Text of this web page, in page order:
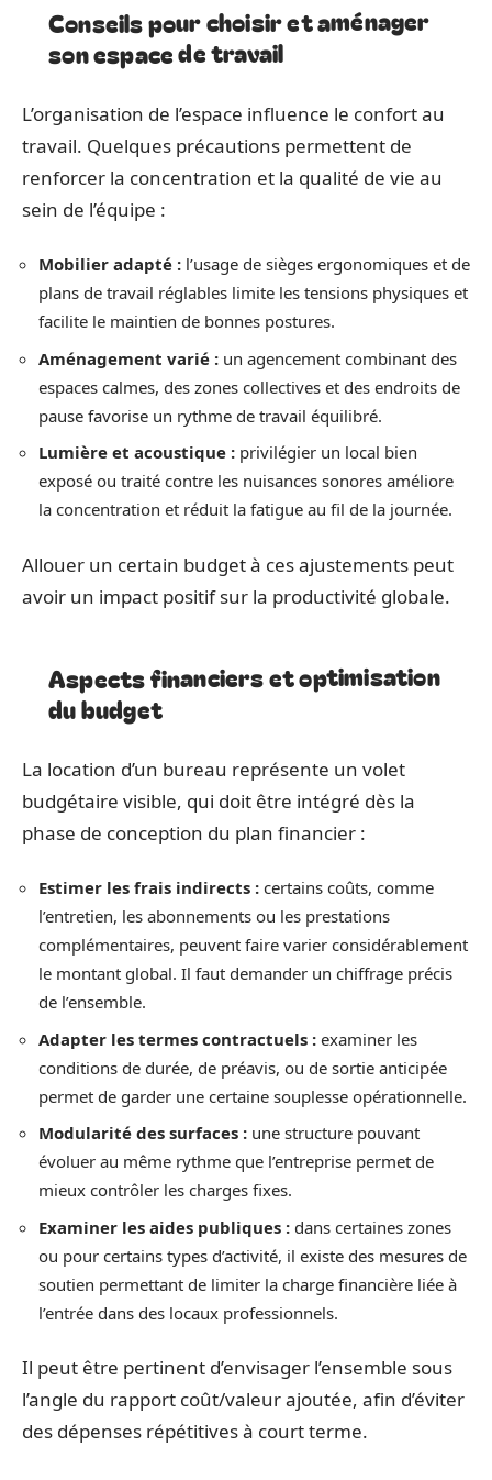
Conseils pour choisir et aménager
son espace de travail
L’organisation de l’espace influence le confort au
travail. Quelques précautions permettent de
renforcer la concentration et la qualité de vie au
sein de l’équipe :
Mobilier adapté : l’usage de sièges ergonomiques et de
plans de travail réglables limite les tensions physiques et
facilite le maintien de bonnes postures.
Aménagement varié : un agencement combinant des
espaces calmes, des zones collectives et des endroits de
pause favorise un rythme de travail équilibré.
Lumière et acoustique : privilégier un local bien
exposé ou traité contre les nuisances sonores améliore
la concentration et réduit la fatigue au fil de la journée.
Allouer un certain budget à ces ajustements peut
avoir un impact positif sur la productivité globale.
Aspects financiers et optimisation
du budget
La location d’un bureau représente un volet
budgétaire visible, qui doit être intégré dès la
phase de conception du plan financier :
Estimer les frais indirects : certains coûts, comme
l’entretien, les abonnements ou les prestations
complémentaires, peuvent faire varier considérablement
le montant global. Il faut demander un chiffrage précis
de l’ensemble.
Adapter les termes contractuels : examiner les
conditions de durée, de préavis, ou de sortie anticipée
permet de garder une certaine souplesse opérationnelle.
Modularité des surfaces : une structure pouvant
évoluer au même rythme que l’entreprise permet de
mieux contrôler les charges fixes.
Examiner les aides publiques : dans certaines zones
ou pour certains types d’activité, il existe des mesures de
soutien permettant de limiter la charge financière liée à
l’entrée dans des locaux professionnels.
Il peut être pertinent d’envisager l’ensemble sous
l’angle du rapport coût/valeur ajoutée, afin d’éviter
des dépenses répétitives à court terme.